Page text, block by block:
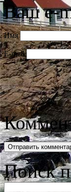
Ваш e-
Имя
E-mail
Поиск